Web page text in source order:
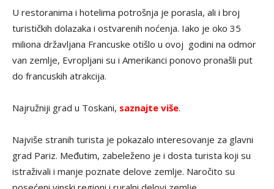
U restoranima i hotelima potrošnja je porasla, ali i broj
turističkih dolazaka i ostvarenih noćenja. Iako je oko 35
miliona državljana Francuske otišlo u ovoj godini na odmor
van zemlje, Evropljani su i Amerikanci ponovo pronašli put
do francuskih atrakcija.
Najružniji grad u Toskani, saznajte više.
Najviše stranih turista je pokazalo interesovanje za glavni
grad Pariz. Međutim, zabeleženo je i dosta turista koji su
istraživali i manje poznate delove zemlje. Naročito su